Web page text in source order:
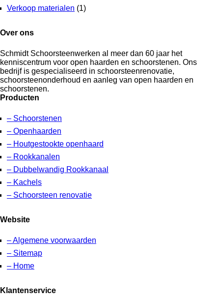
Verkoop materialen (1)
Over ons
Schmidt Schoorsteenwerken al meer dan 60 jaar het
kenniscentrum voor open haarden en schoorstenen. Ons
bedrijf is gespecialiseerd in schoorsteenrenovatie,
schoorsteenonderhoud en aanleg van open haarden en
schoorstenen.
Producten
– Schoorstenen
– Openhaarden
– Houtgestookte openhaard
– Rookkanalen
– Dubbelwandig Rookkanaal
– Kachels
– Schoorsteen renovatie
Website
– Algemene voorwaarden
– Sitemap
– Home
Klantenservice